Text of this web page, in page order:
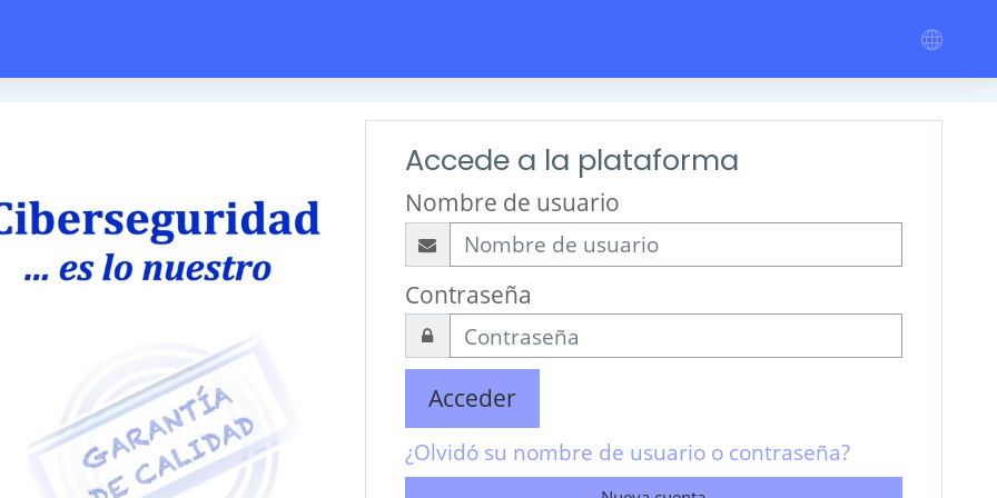
Accede a la plataforma
Nombre de usuario
Contraseña
Acceder
¿Olvidó su nombre de usuario o contraseña?